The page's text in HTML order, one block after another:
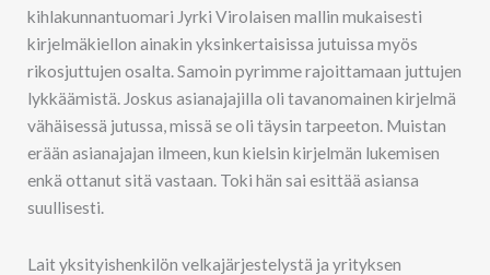
kihlakunnantuomari Jyrki Virolaisen mallin mukaisesti
kirjelmäkiellon ainakin yksinkertaisissa jutuissa myös
rikosjuttujen osalta. Samoin pyrimme rajoittamaan juttujen
lykkäämistä. Joskus asianajajilla oli tavanomainen kirjelmä
vähäisessä jutussa, missä se oli täysin tarpeeton. Muistan
erään asianajajan ilmeen, kun kielsin kirjelmän lukemisen
enkä ottanut sitä vastaan. Toki hän sai esittää asiansa
suullisesti.
Lait yksityishenkilön velkajärjestelystä ja yrityksen